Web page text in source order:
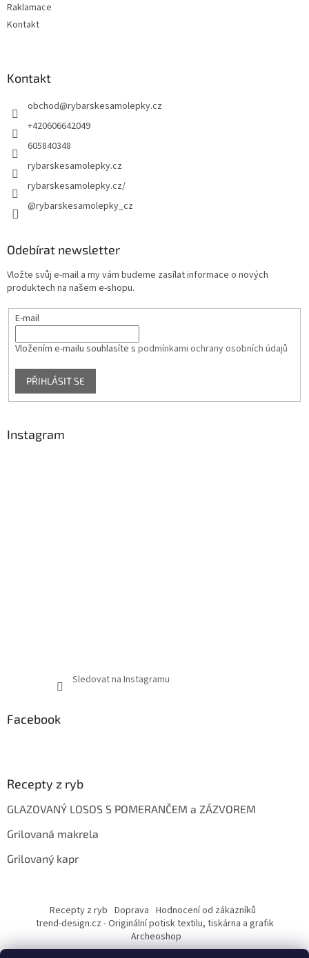
Raklamace
Kontakt
Kontakt
obchod@rybarskesamolepky.cz
+420606642049
605840348
rybarskesamolepky.cz
rybarskesamolepky.cz/
@rybarskesamolepky_cz
Odebírat newsletter
Vložte svůj e-mail a my vám budeme zasílat informace o nových
produktech na našem e-shopu.
E-mail
Vložením e-mailu souhlasíte s podmínkami ochrany osobních údajů
PŘIHLÁSIT SE
Instagram
Sledovat na Instagramu
Facebook
Recepty z ryb
GLAZOVANÝ LOSOS S POMERANČEM a ZÁZVOREM
Grilovaná makrela
Grilovaný kapr
Recepty z ryb Doprava Hodnocení od zákazníků
trend-design.cz - Originální potisk textilu, tiskárna a grafik
Archeoshop